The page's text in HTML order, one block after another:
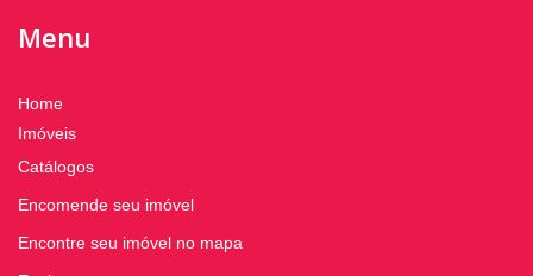
Menu
Home
Imóveis
Catálogos
Encomende seu imóvel
Encontre seu imóvel no mapa